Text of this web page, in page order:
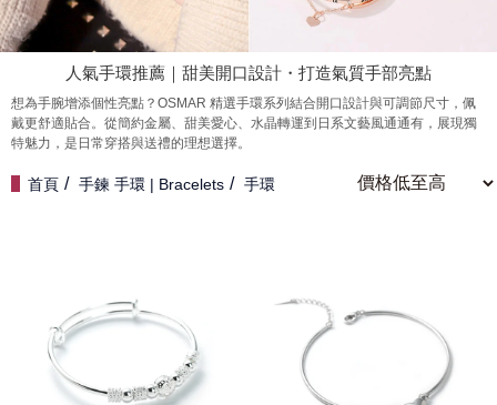
人氣手環推薦｜甜美開口設計・打造氣質手部亮點
想為手腕增添個性亮點？OSMAR 精選手環系列結合開口設計與可調節尺寸，佩
戴更舒適貼合。從簡約金屬、甜美愛心、水晶轉運到日系文藝風通通有，展現獨
特魅力，是日常穿搭與送禮的理想選擇。
首頁 手鍊 手環 | Bracelets 手環